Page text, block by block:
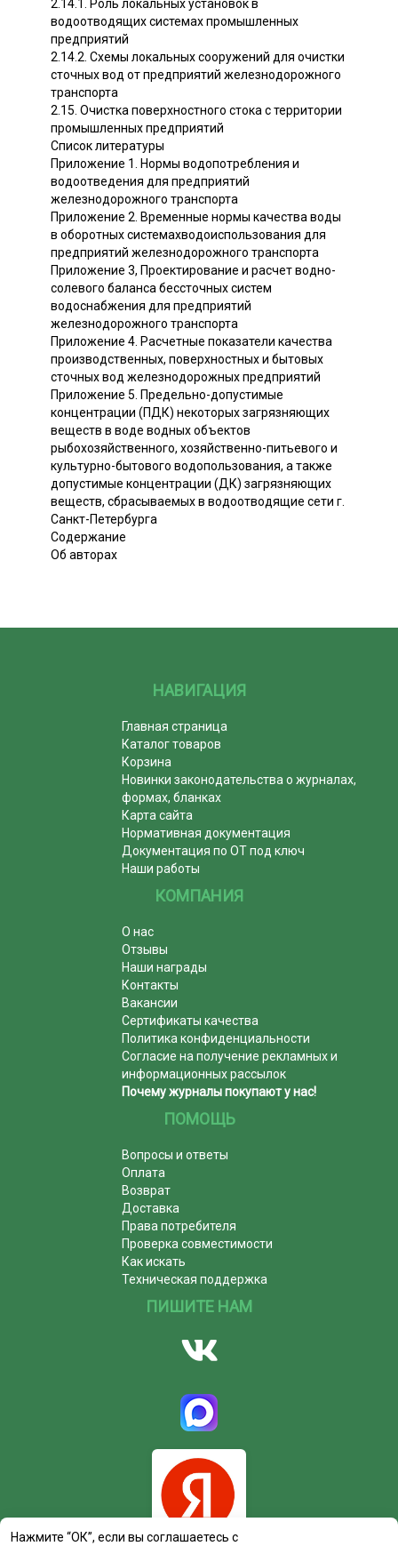
2.14.1. Роль локальных установок в
водоотводящих системах промышленных
предприятий
2.14.2. Схемы локальных сооружений для очистки
сточных вод от предприятий железнодорожного
транспорта
2.15. Очистка поверхностного стока с территории
промышленных предприятий
Список литературы
Приложение 1. Нормы водопотребления и
водоотведения для предприятий
железнодорожного транспорта
Приложение 2. Временные нормы качества воды
в оборотных системахводоиспользования для
предприятий железнодорожного транспорта
Приложение 3, Проектирование и расчет водно-
солевого баланса бессточных систем
водоснабжения для предприятий
железнодорожного транспорта
Приложение 4. Расчетные показатели качества
производственных, поверхностных и бытовых
сточных вод железнодорожных предприятий
Приложение 5. Предельно-допустимые
концентрации (ПДК) некоторых загрязняющих
веществ в воде водных объектов
рыбохозяйственного, хозяйственно-питьевого и
культурно-бытового водопользования, а также
допустимые концентрации (ДК) загрязняющих
веществ, сбрасываемых в водоотводящие сети г.
Санкт-Петербурга
Содержание
Об авторах
НАВИГАЦИЯ
Главная страница
Каталог товаров
Корзина
Новинки законодательства о журналах,
формах, бланках
Карта сайта
Нормативная документация
Документация по ОТ под ключ
Наши работы
КОМПАНИЯ
О нас
Отзывы
Наши награды
Контакты
Вакансии
Сертификаты качества
Политика конфиденциальности
Согласие на получение рекламных и
информационных рассылок
Почему журналы покупают у нас!
ПОМОЩЬ
Вопросы и ответы
Оплата
Возврат
Доставка
Права потребителя
Проверка совместимости
Как искать
Техническая поддержка
ПИШИТЕ НАМ
Нажмите “ОК”, если вы соглашаетесь с